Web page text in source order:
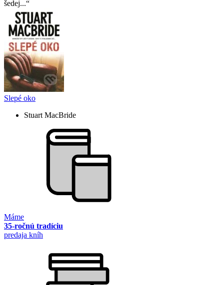
šedej...
Slepé oko
Stuart MacBride
Máme
35-ročnú tradíciu
predaja kníh